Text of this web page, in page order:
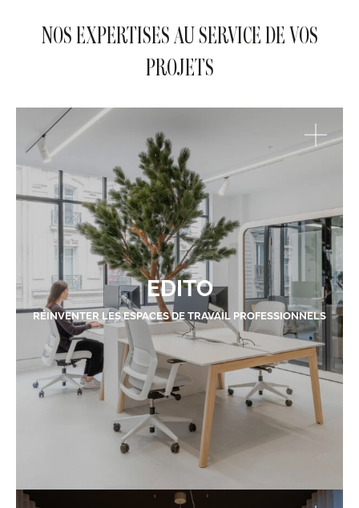
NOS EXPERTISES AU SERVICE DE VOS
PROJETS
EDITO
RÉINVENTER LES ESPACES DE TRAVAIL PROFESSIONNELS